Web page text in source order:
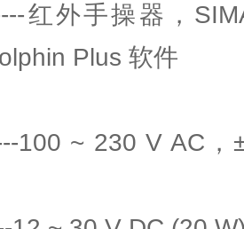
红外手操器，
Plus 软件
100 ~ 230 V AC